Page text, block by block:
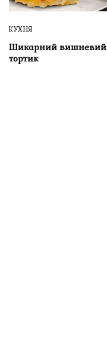
КУХНЯ
Шикарний вишневий
тортик